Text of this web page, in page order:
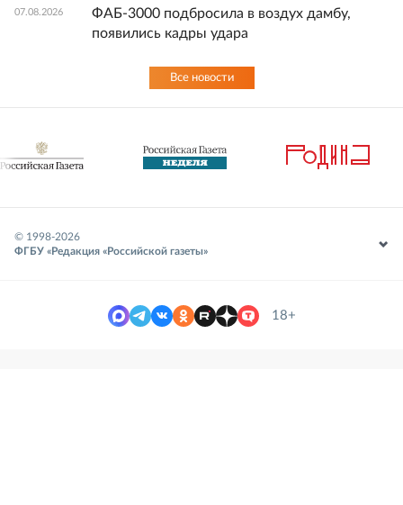
07.08.2026
ФАБ-3000 подбросила в воздух дамбу,
появились кадры удара
Все новости
© 1998-2026
ФГБУ «Редакция «Российской газеты»
18+